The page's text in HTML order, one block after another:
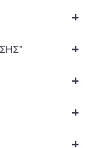
+
+
+
+
+